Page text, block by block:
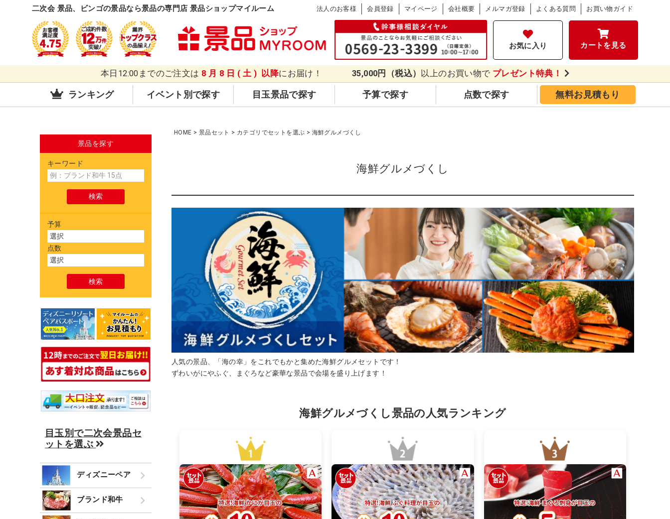
二次会 景品、ビンゴの景品なら景品の専門店 景品ショップマイルーム 法人のお客様 会員登録 マイページ 会社概要 メルマガ登録 よくある質問 お買い物ガイド
お気に入り カートを見る
本日12:00までのご注文は 8月8日(土) 以降にお届け！ 35,000円（税込） 以上のお買い物で プレゼント特典！
ランキング イベント別で探す 目玉景品で探す 予算で探す 点数で探す 無料お見積もり
景品を探す
キーワード
予算
点数
目玉別で二次会景品セ
ットを選ぶ
ディズニーペア
ブランド和牛
HOME 景品セット カテゴリでセットを選ぶ 海鮮グルメづくし
海鮮グルメづくし
人気の景品、「海の幸」をこれでもかと集めた海鮮グルメセットです！
ずわいがにやふぐ、まぐろなど豪華な景品で会場を盛り上げます！
海鮮グルメづくし景品の人気ランキング